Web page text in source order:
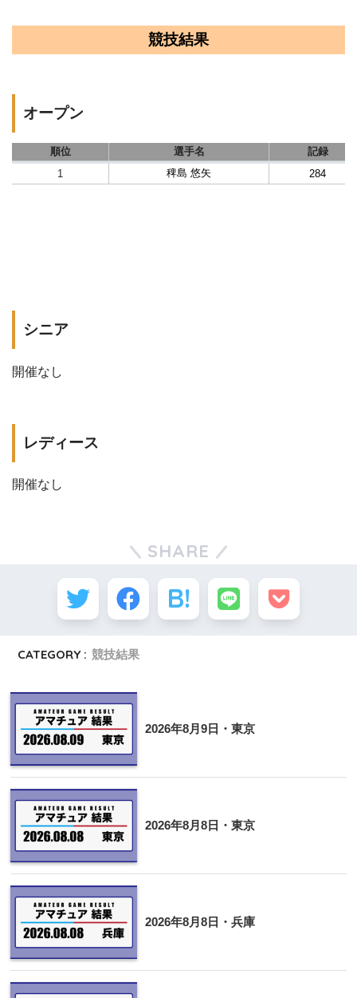
競技結果
オープン
シニア
開催なし
レディース
開催なし
SHARE
CATEGORY : 競技結果
2026年8月9日・東京
2026年8月8日・東京
2026年8月8日・兵庫